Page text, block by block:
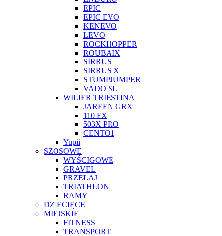
EPIC
EPIC EVO
KENEVO
LEVO
ROCKHOPPER
ROUBAIX
SIRRUS
SIRRUS X
STUMPJUMPER
VADO SL
WILIER TRIESTINA
JAREEN GRX
110 FX
503X PRO
CENTO1
Yupii
SZOSOWE
WYŚCIGOWE
GRAVEL
PRZEŁAJ
TRIATHLON
RAMY
DZIECIĘCE
MIEJSKIE
FITNESS
TRANSPORT